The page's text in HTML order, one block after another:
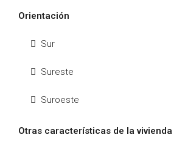
Orientación
Sur
Sureste
Suroeste
Otras características de la vivienda